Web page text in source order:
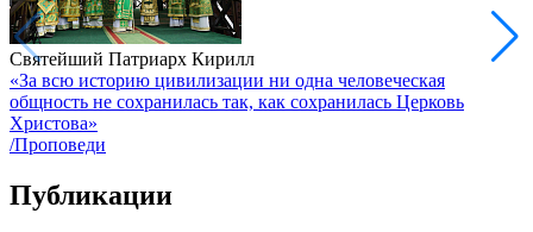
Святейший Патриарх Кирилл
«За всю историю цивилизации ни одна человеческая
общность не сохранилась так, как сохранилась Церковь
Христова»
/Проповеди
Публикации